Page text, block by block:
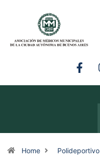
Home Polideportivo